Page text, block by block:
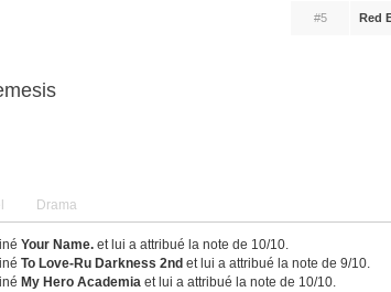
#5 Red
Drama
Your Name. et lui a attribué la note de 10/10.
To Love-Ru Darkness 2nd et lui a attribué la note de 9/10.
My Hero Academia et lui a attribué la note de 10/10.